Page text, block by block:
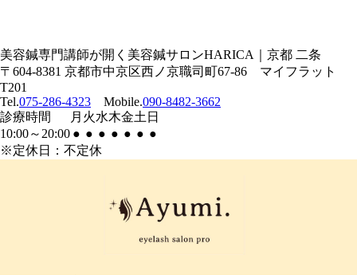
美容鍼専門講師が開く美容鍼サロンHARICA｜京都 二条
〒604-8381 京都市中京区西ノ京職司町67-86 マイフラット
T201
Tel.075-286-4323 Mobile.090-8482-3662
診療時間 月 火水木金土 日
10:00～ 20:00 ● ● ● ● ● ● ●
※定休日：不定休